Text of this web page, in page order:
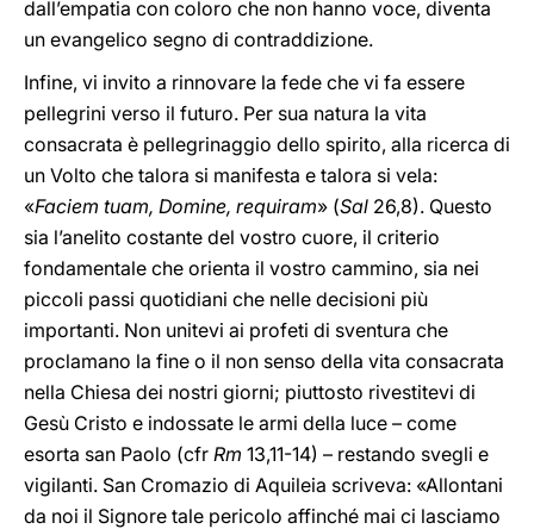
dall’empatia con coloro che non hanno voce, diventa
un evangelico segno di contraddizione.
Infine, vi invito a rinnovare la fede che vi fa essere
pellegrini verso il futuro. Per sua natura la vita
consacrata è pellegrinaggio dello spirito, alla ricerca di
un Volto che talora si manifesta e talora si vela:
«Faciem tuam, Domine, requiram» (Sal 26,8). Questo
sia l’anelito costante del vostro cuore, il criterio
fondamentale che orienta il vostro cammino, sia nei
piccoli passi quotidiani che nelle decisioni più
importanti. Non unitevi ai profeti di sventura che
proclamano la fine o il non senso della vita consacrata
nella Chiesa dei nostri giorni; piuttosto rivestitevi di
Gesù Cristo e indossate le armi della luce – come
esorta san Paolo (cfr Rm 13,11-14) – restando svegli e
vigilanti. San Cromazio di Aquileia scriveva: «Allontani
da noi il Signore tale pericolo affinché mai ci lasciamo